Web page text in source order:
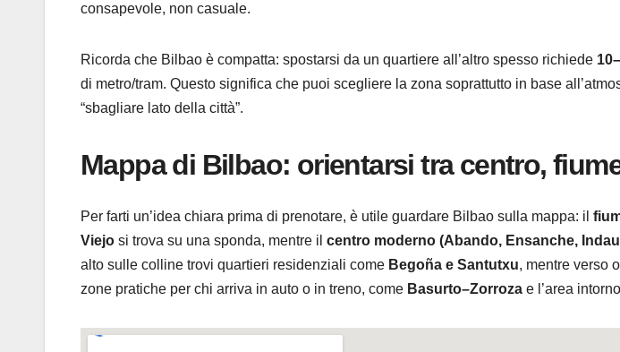
consapevole, non casuale.
Ricorda che Bilbao è compatta: spostarsi da un quartiere all’altro spesso richiede
di metro/tram. Questo significa che puoi scegliere la zona soprattutto in base
“sbagliare lato della città”.
Mappa di Bilbao: orientarsi tra centro,
Per farti un’idea chiara prima di prenotare, è utile guardare Bilbao sulla mappa: il
Viejo si trova su una sponda, mentre il centro moderno (Abando, Ensanche,
alto sulle colline trovi quartieri residenziali come Begoña e Santutxu, mentre verso
zone pratiche per chi arriva in auto o in treno, come Basurto–Zorroza e l’area